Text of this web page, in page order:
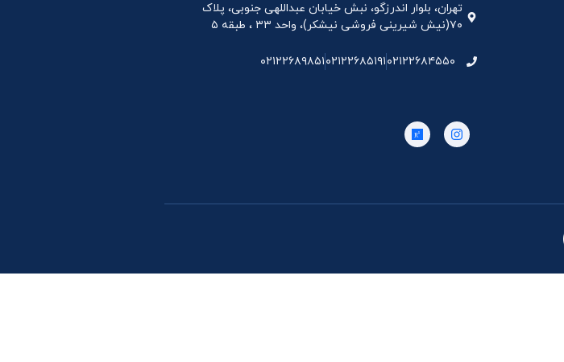
تهران، بلوار اندرزگو، نبش خیابان عبداللهی جنوبی، پلاک
۷۰(نیش شیرینی فروشی نیشکر)، واحد ۳۳ ، طبقه ۵
۰۲۱۲۲۶۸۴۵۵۰۰۲۱۲۲۶۸۵۱۹۱۰۲۱۲۲۶۸۹۸۵۱